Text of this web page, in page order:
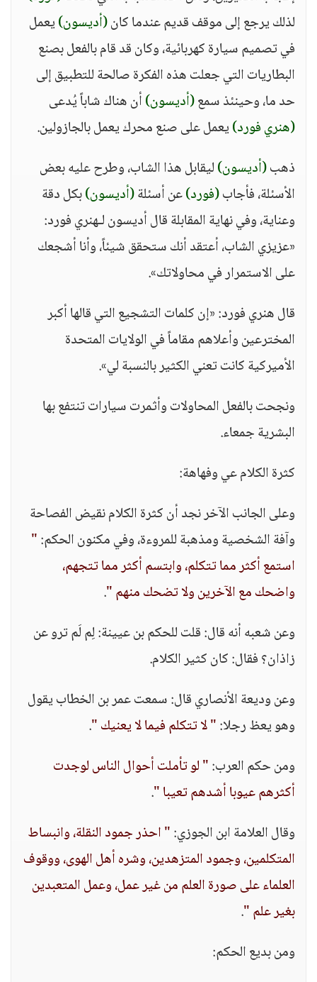
لذلك يرجع إلى موقف قديم عندما كان(أديسون)يعمل
في تصميم سيارة كهربائية، وكان قد قام بالفعل بصنع
البطاريات التي جعلت هذه الفكرة صالحة للتطبيق إلى
حد ما، وحينئذ سمع(أديسون)أن هناك شاباً يُدعى
(هنري فورد)يعمل على صنع محرك يعمل بالجازولين.
ذهب(أديسون)ليقابل هذا الشاب، وطرح عليه بعض
الأسئلة، فأجاب(فورد)عن أسئلة(أديسون)بكل دقة
وعناية، وفي نهاية المقابلة قال أديسون لـهنري فورد:
«عزيزي الشاب، أعتقد أنك ستحقق شيئاً، وأنا أشجعك
على الاستمرار في محاولاتك».
قال هنري فورد: «إن كلمات التشجيع التي قالها أكبر
المخترعين وأعلاهم مقاماً في الولايات المتحدة
الأميركية كانت تعني الكثير بالنسبة لي».
ونجحت بالفعل المحاولات وأثمرت سيارات تنتفع بها
البشرية جمعاء.
كثرة الكلام عي وفهاهة:
وعلى الجانب الآخر نجد أن كثرة الكلام نقيض الفصاحة
وآفة الشخصية ومذهبة للمروءة، وفي مكنون الحكم:"
استمع أكثر مما تتكلم، وابتسم أكثر مما تتجهم،
واضحك مع الآخرين ولا تضحك منهم ".
وعن شعبه أنه قال: قلت للحكم بن عيينة: لِم لَم ترو عن
زاذان؟ فقال: كان كثير الكلام.
وعن وديعة الأنصاري قال: سمعت عمر بن الخطاب يقول
وهو يعظ رجلا:" لا تتكلم فيما لا يعنيك ".
ومن حكم العرب:" لو تأملت أحوال الناس لوجدت
أكثرهم عيوبا أشدهم تعيبا ".
وقال العلامة ابن الجوزي:" احذر جمود النقلة، وانبساط
المتكلمين، وجمود المتزهدين، وشره أهل الهوى، ووقوف
العلماء على صورة العلم من غير عمل، وعمل المتعبدين
بغير علم ".
ومن بديع الحكم: